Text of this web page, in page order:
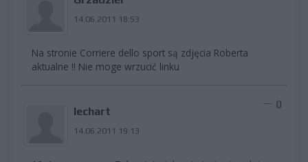
14.06.2011 18:53
Na stronie Corriere dello sport są zdjęcia Roberta
aktualne !! Nie moge wrzucić linku
lechart
14.06.2011 19:13
0